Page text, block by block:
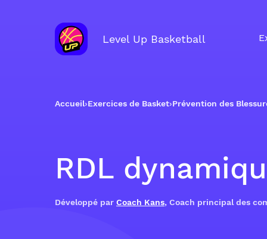
Level Up Basketball
Accueil›Exercices de Basket›Prévention des
RDL
Développé par Coach Kans, Coach principal des